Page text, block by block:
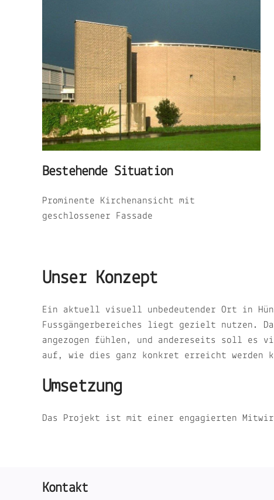
Bestehende Situation
Prominente Kirchenansicht mit
geschlossener Fassade
Unser Konzept
Ein aktuell visuell unbedeutender Ort in
Fussgängerbereiches liegt gezielt nutzen.
angezogen fühlen, und andereseits soll es
auf, wie dies ganz konkret erreicht werden
Umsetzung
Das Projekt ist mit einer engagierten
Kontakt